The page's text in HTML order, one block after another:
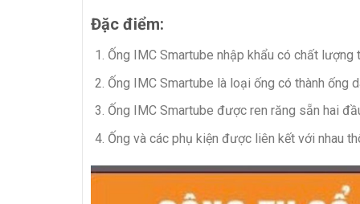
Đặc điểm:
Ống IMC Smartube nhập khẩu có chất
Ống IMC Smartube là loại ống có thành ống
Ống IMC Smartube được ren răng sẵn hai
Ống và các phụ kiện được liên kết với nhau